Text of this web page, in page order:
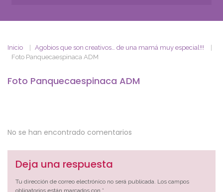
Inicio
Agobios que son creativos… de una mamá muy especial!!!
Foto Panquecaespinaca ADM
Foto Panquecaespinaca ADM
No se han encontrado comentarios
Deja una respuesta
Tu dirección de correo electrónico no será publicada. Los campos